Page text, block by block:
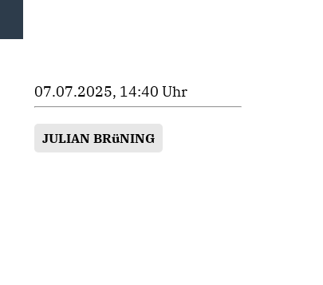
07.07.2025, 14:40 Uhr
JULIAN BRüNING